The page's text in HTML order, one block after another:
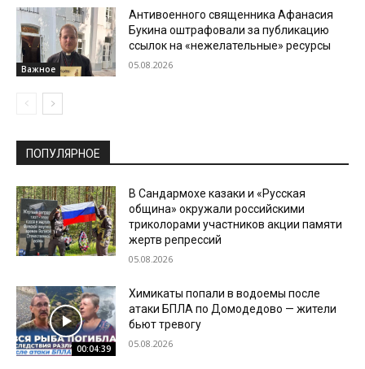
Важное
Антивоенного священника Афанасия
Букина оштрафовали за публикацию
ссылок на «нежелательные» ресурсы
05.08.2026
ПОПУЛЯРНОЕ
В Сандармохе казаки и «Русская
община» окружали российскими
триколорами участников акции памяти
жертв репрессий
05.08.2026
00:04:39
Химикаты попали в водоемы после
атаки БПЛА по Домодедово — жители
бьют тревогу
05.08.2026